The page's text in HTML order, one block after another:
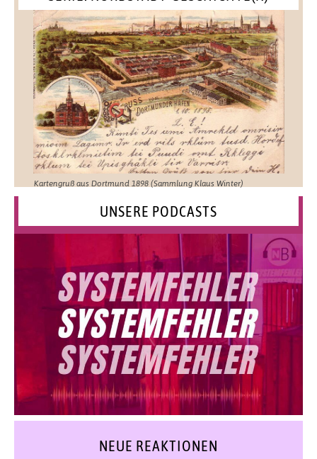
Kartengruß aus Dortmund 1898 (Sammlung Klaus Winter)
UNSERE PODCASTS
NEUE REAKTIONEN